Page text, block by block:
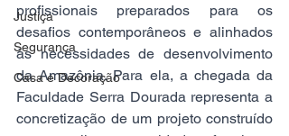
Justiça
Segurança
Casa e Decoração
profissionais preparados para os
desafios contemporâneos e alinhados
às necessidades de desenvolvimento
da Amazônia. Para ela, a chegada da
Faculdade Serra Dourada representa a
concretização de um projeto construído